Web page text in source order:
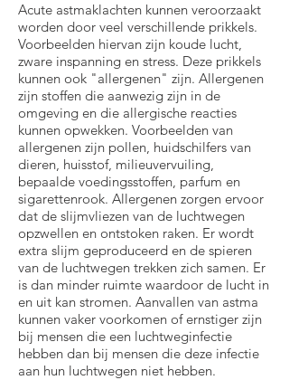
Acute astmaklachten kunnen veroorzaakt
worden door veel verschillende prikkels.
Voorbeelden hiervan zijn koude lucht,
zware inspanning en stress. Deze prikkels
kunnen ook "allergenen" zijn. Allergenen
zijn stoffen die aanwezig zijn in de
omgeving en die allergische reacties
kunnen opwekken. Voorbeelden van
allergenen zijn pollen, huidschilfers van
dieren, huisstof, milieuvervuiling,
bepaalde voedingsstoffen, parfum en
sigarettenrook. Allergenen zorgen ervoor
dat de slijmvliezen van de luchtwegen
opzwellen en ontstoken raken. Er wordt
extra slijm geproduceerd en de spieren
van de luchtwegen trekken zich samen. Er
is dan minder ruimte waardoor de lucht in
en uit kan stromen. Aanvallen van astma
kunnen vaker voorkomen of ernstiger zijn
bij mensen die een luchtweginfectie
hebben dan bij mensen die deze infectie
aan hun luchtwegen niet hebben.